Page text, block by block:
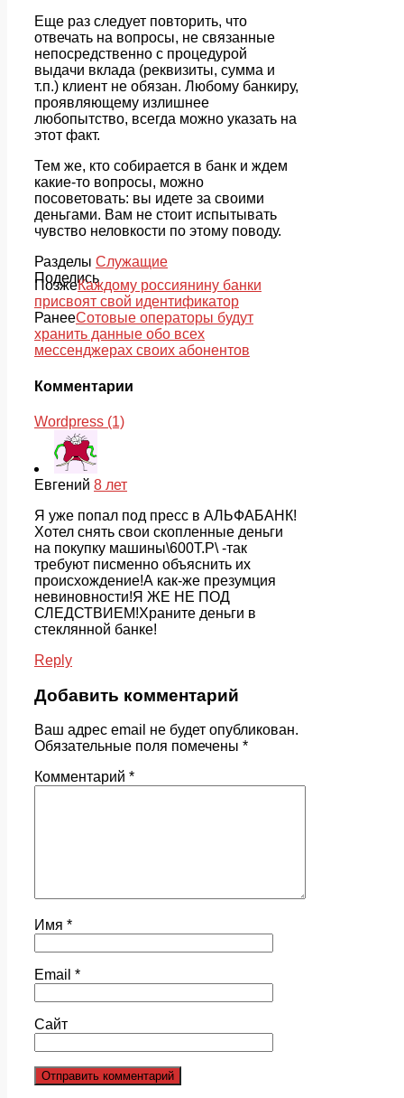
Еще раз следует повторить, что
отвечать на вопросы, не связанные
непосредственно с процедурой
выдачи вклада (реквизиты, сумма и
т.п.) клиент не обязан. Любому банкиру,
проявляющему излишнее
любопытство, всегда можно указать на
этот факт.
Тем же, кто собирается в банк и ждем
какие-то вопросы, можно
посоветовать: вы идете за своими
деньгами. Вам не стоит испытывать
чувство неловкости по этому поводу.
Разделы Служащие
Поделись
ПозжеКаждому россиянину банки
присвоят свой идентификатор
РанееСотовые операторы будут
хранить данные обо всех
мессенджерах своих абонентов
Комментарии
Wordpress (1)
Евгений 8 лет
Я уже попал под пресс в АЛЬФАБАНК!
Хотел снять свои скопленные деньги
на покупку машины\600Т.Р\ -так
требуют писменно объяснить их
происхождение!А как-же презумция
невиновности!Я ЖЕ НЕ ПОД
СЛЕДСТВИЕМ!Храните деньги в
стеклянной банке!
Reply
Добавить комментарий
Ваш адрес email не будет опубликован.
Обязательные поля помечены *
Комментарий *
Имя *
Email *
Сайт